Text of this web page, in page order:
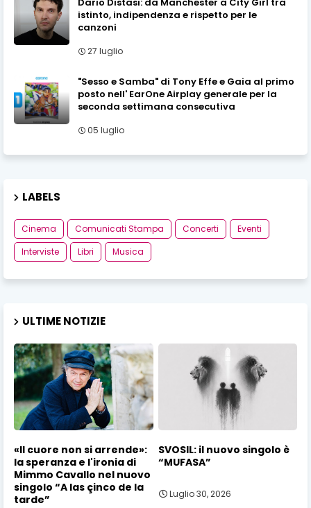
istinto, indipendenza e rispetto per le
canzoni
27 luglio
"Sesso e Samba" di Tony Effe e Gaia al primo
posto nell' EarOne Airplay generale per la
seconda settimana consecutiva
05 luglio
LABELS
Cinema Comunicati Stampa Concerti
Eventi
Interviste
Libri Musica
ULTIME NOTIZIE
«Il cuore non si arrende»:
la speranza e l'ironia di
Mimmo Cavallo nel nuovo
singolo “A las çinco de la
tarde”
SVOSIL: il nuovo singolo è
“MUFASA”
Luglio 30, 2026